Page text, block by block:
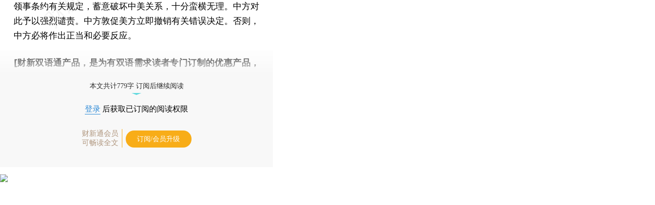
领事条约有关规定，蓄意破坏中美关系，十分蛮横无理。中方对
此予以强烈谴责。中方敦促美方立即撤销有关错误决定。否则，
中方必将作出正当和必要反应。
[财新双语通产品，是为有双语需求读者专门订制的优惠产品，
本文共计779字 订阅后继续阅读
登录 后获取已订阅的阅读权限
财新通会员
可畅读全文
订阅/会员升级